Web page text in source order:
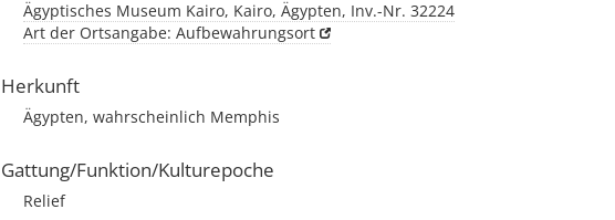
Ägyptisches Museum Kairo, Kairo, Ägypten, Inv.-Nr. 32224
Art der Ortsangabe: Aufbewahrungsort
Herkunft
Ägypten, wahrscheinlich Memphis
Gattung/Funktion/Kulturepoche
Relief